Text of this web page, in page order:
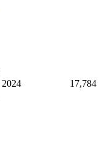
2024 17,784